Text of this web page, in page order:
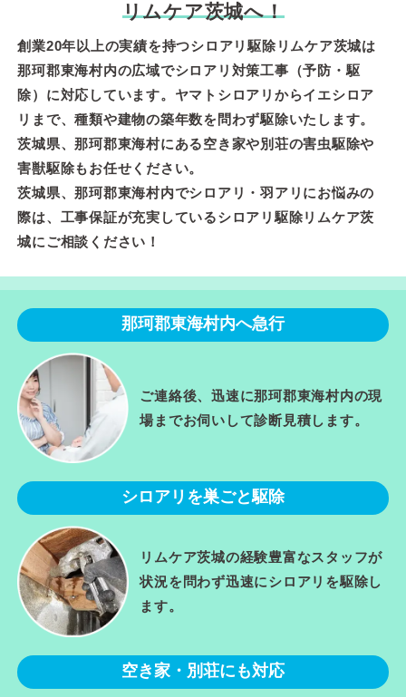
リムケア茨城へ！
創業20年以上の実績を持つシロアリ駆除リムケア茨城は
那珂郡東海村内の広域でシロアリ対策工事（予防・駆
除）に対応しています。ヤマトシロアリからイエシロア
リまで、種類や建物の築年数を問わず駆除いたします。
茨城県、那珂郡東海村にある空き家や別荘の害虫駆除や
害獣駆除もお任せください。
茨城県、那珂郡東海村内でシロアリ・羽アリにお悩みの
際は、工事保証が充実しているシロアリ駆除リムケア茨
城にご相談ください！
那珂郡東海村内へ急行
ご連絡後、迅速に那珂郡東海村内の現
場までお伺いして診断見積します。
シロアリを巣ごと駆除
リムケア茨城の経験豊富なスタッフが
状況を問わず迅速にシロアリを駆除し
ます。
空き家・別荘にも対応